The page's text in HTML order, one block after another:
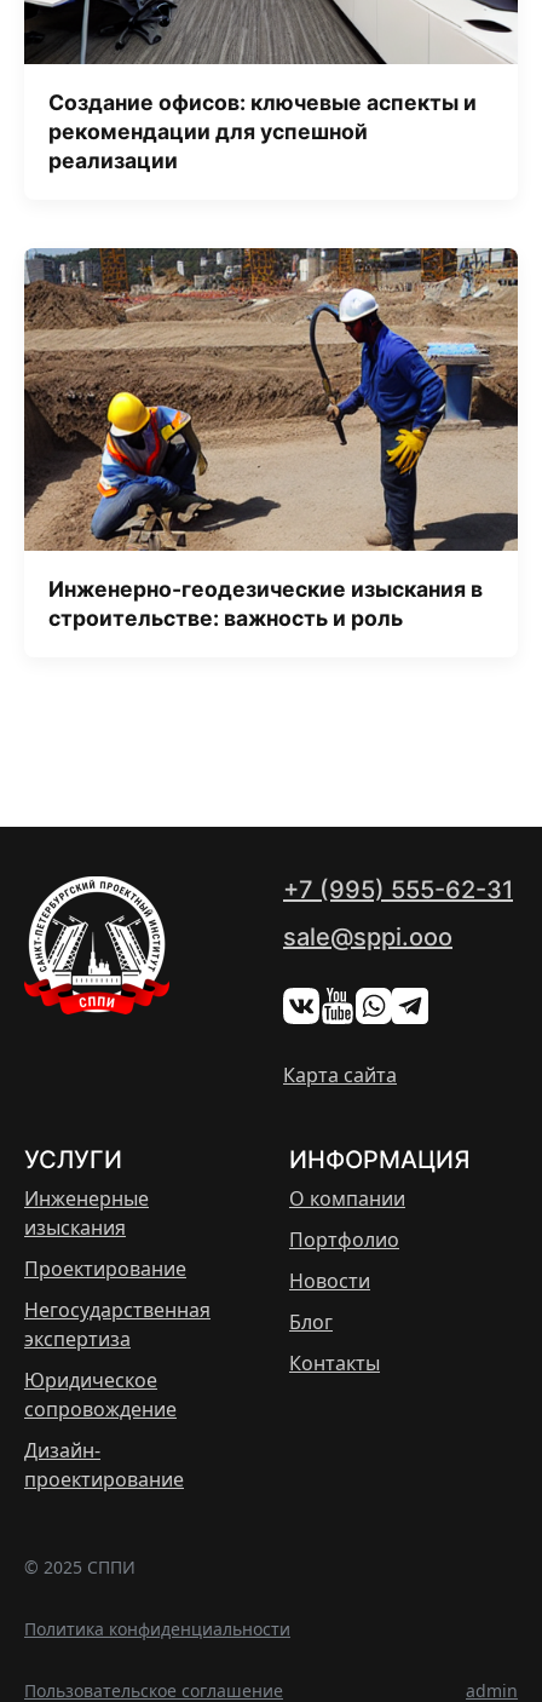
Создание офисов: ключевые аспекты и
рекомендации для успешной
реализации
Инженерно-геодезические изыскания в
строительстве: важность и роль
+7 (995) 555-62-31
sale@sppi.ooo
Карта сайта
УСЛУГИ
Инженерные
изыскания
Проектирование
Негосударственная
экспертиза
Юридическое
сопровождение
Дизайн-
проектирование
ИНФОРМАЦИЯ
О компании
Портфолио
Новости
Блог
Контакты
© 2025 СППИ
Политика конфиденциальности
Пользовательское соглашение admin